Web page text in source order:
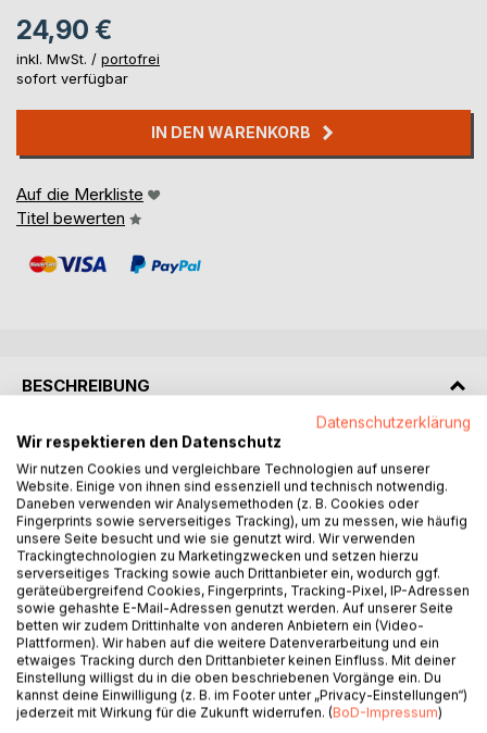
24,90 €
inkl. MwSt. / portofrei
sofort verfügbar
IN DEN WARENKORB
Auf die Merkliste
Titel bewerten
BESCHREIBUNG
Dieses Buch beschreibt mehrere Reisen nach Sardinien.
Viele der kulturellen Orte sind schwer zu finden. Aus
diesem Grund sind bei jedem besuchten Ort die GPS-
Koordinaten (GMS-Format) angeführt. Sardinien hat sehr
viel Kultur mit ihren Kirchen, Nuraghen, Höhlengräbern und
noch vieles mehr zu bieten. Es ist eine faszinierende Insel
mit ihrem traumhaften Küsten und Stränden, dem
smaragdgrünen bis himmelblauem Wasser. Gleichzeitig ist
man in kurzer Zeit wieder mitten im Gebirge. Eine Insel mit
vielen Kontrasten, einer unbefleckten und gleichzeitig rauen
Natur. Die Sarden sind ein stolzes, aber auch gleichzeitig
sehr gastfreundliches und hilfsbereites Volk. Sardinien -
Faszination und Abenteuer.
Datenschutzerklärung
Wir respektieren den Datenschutz
Wir nutzen Cookies und vergleichbare Technologien auf unserer
Website. Einige von ihnen sind essenziell und technisch notwendig.
Daneben verwenden wir Analysemethoden (z. B. Cookies oder
Fingerprints sowie serverseitiges Tracking), um zu messen, wie häufig
unsere Seite besucht und wie sie genutzt wird. Wir verwenden
Trackingtechnologien zu Marketingzwecken und setzen hierzu
serverseitiges Tracking sowie auch Drittanbieter ein, wodurch ggf.
geräteübergreifend Cookies, Fingerprints, Tracking-Pixel, IP-Adressen
sowie gehashte E-Mail-Adressen genutzt werden. Auf unserer Seite
betten wir zudem Drittinhalte von anderen Anbietern ein (Video-
Plattformen). Wir haben auf die weitere Datenverarbeitung und ein
etwaiges Tracking durch den Drittanbieter keinen Einfluss. Mit deiner
Einstellung willigst du in die oben beschriebenen Vorgänge ein. Du
kannst deine Einwilligung (z. B. im Footer unter „Privacy-Einstellungen“)
jederzeit mit Wirkung für die Zukunft widerrufen. (BoD-Impressum)